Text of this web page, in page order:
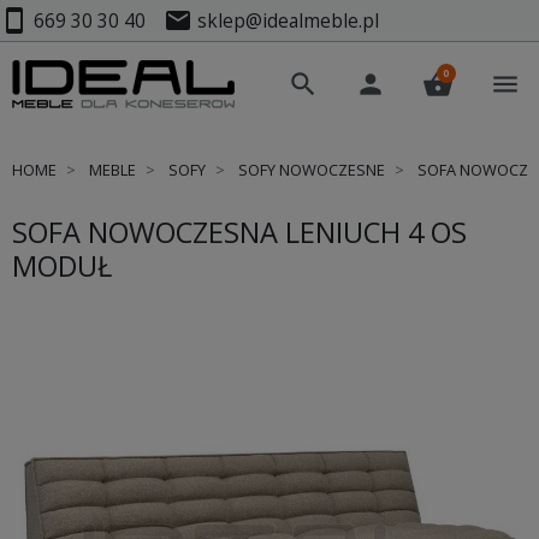
smartphone 669 30 30 40 mail sklep@idealmeble.pl
search person shopping_basket
0 menu
HOME MEBLE SOFY SOFY NOWOCZESNE SOFA
SOFA NOWOCZESNA LENIUCH 4 OS
MODUŁ